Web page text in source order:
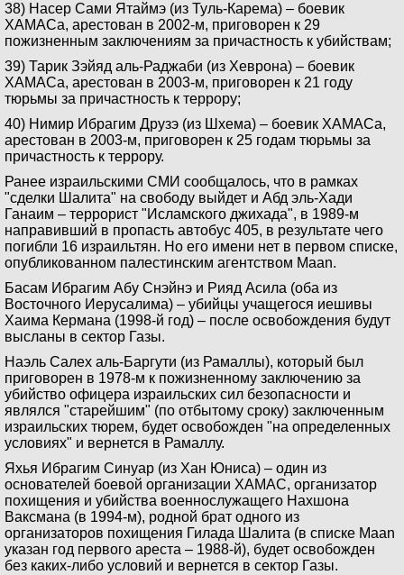
38) Насер Сами Ятаймэ (из Туль-Карема) – боевик
ХАМАСа, арестован в 2002-м, приговорен к 29
пожизненным заключениям за причастность к убийствам;
39) Тарик Зэйяд аль-Раджаби (из Хеврона) – боевик
ХАМАСа, арестован в 2003-м, приговорен к 21 году
тюрьмы за причастность к террору;
40) Нимир Ибрагим Друзэ (из Шхема) – боевик ХАМАСа,
арестован в 2003-м, приговорен к 25 годам тюрьмы за
причастность к террору.
Ранее израильскими СМИ сообщалось, что в рамках
"сделки Шалита" на свободу выйдет и Абд эль-Хади
Ганаим – террорист "Исламского джихада", в 1989-м
направивший в пропасть автобус 405, в результате чего
погибли 16 израильтян. Но его имени нет в первом списке,
опубликованном палестинским агентством Maan.
Басам Ибрагим Абу Снэйнэ и Рияд Асила (оба из
Восточного Иерусалима) – убийцы учащегося иешивы
Хаима Кермана (1998-й год) – после освобождения будут
высланы в сектор Газы.
Наэль Салех аль-Баргути (из Рамаллы), который был
приговорен в 1978-м к пожизненному заключению за
убийство офицера израильских сил безопасности и
являлся "старейшим" (по отбытому сроку) заключенным
израильских тюрем, будет освобожден "на определенных
условиях" и вернется в Рамаллу.
Яхья Ибрагим Синуар (из Хан Юниса) – один из
основателей боевой организации ХАМАС, организатор
похищения и убийства военнослужащего Нахшона
Ваксмана (в 1994-м), родной брат одного из
организаторов похищения Гилада Шалита (в списке Maan
указан год первого ареста – 1988-й), будет освобожден
без каких-либо условий и вернется в сектор Газы.